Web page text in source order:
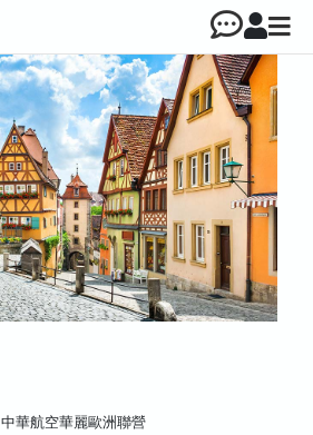
中華航空華麗歐洲聯營